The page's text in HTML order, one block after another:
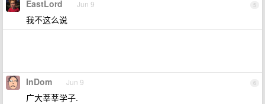
5
EastLord Jun 9
我不这么说
6
InDom Jun 9
广大莘莘学子.